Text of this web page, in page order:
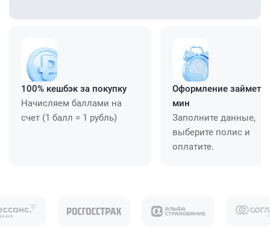
100% кешбэк за покупку
Начисляем баллами на
счет (1 балл = 1 рубль)
Оформление займет
мин
Заполните данные,
выберите полис и
оплатите.